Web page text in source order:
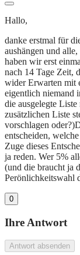
Hallo,
danke erstmal für
aushängen und
haben wir erst
nach 14 Tage Zeit,
wider Erwarten mit
eigentlich niemand
die ausgelegte
zusätzlichen Liste
vorschlagen
entscheiden,
Zuge dieses
ja reden. Wer 5%
(und die braucht ja
Perönlichkeitswahl
0
Ihre Antwort
Antwort absenden